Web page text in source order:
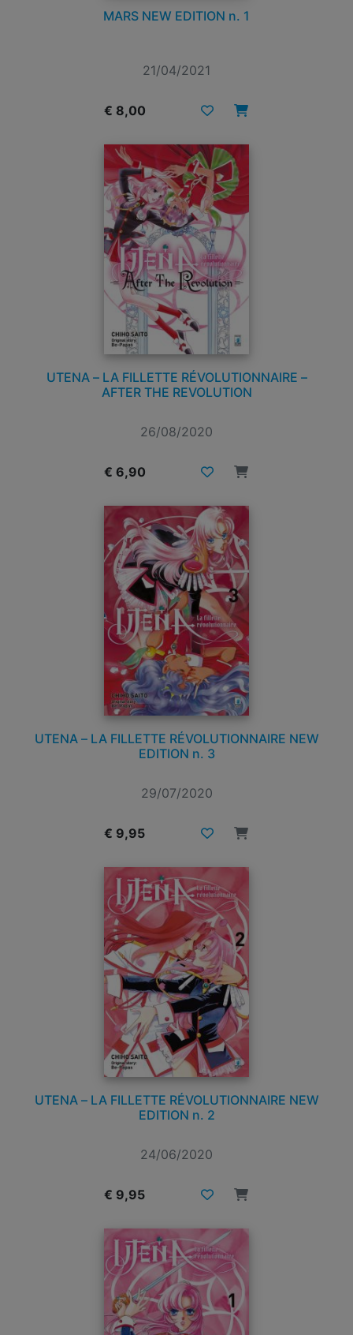
MARS NEW EDITION n. 1
21/04/2021
€ 8,00
UTENA – LA FILLETTE RÉVOLUTIONNAIRE –
AFTER THE REVOLUTION
26/08/2020
€ 6,90
UTENA – LA FILLETTE RÉVOLUTIONNAIRE NEW
EDITION n. 3
29/07/2020
€ 9,95
UTENA – LA FILLETTE RÉVOLUTIONNAIRE NEW
EDITION n. 2
24/06/2020
€ 9,95